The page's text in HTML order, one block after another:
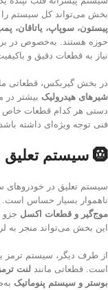
بخش می‌تواند کل سیستم را
پیستون، سوپاپ، یاتاقان،
حوزه هستند. به‌خصوص در
نیاز به قطعات دقیق و
در بخش گیربکس، قطعاتی
شیرهای هیدرولیک بیشتر در
دستی هر کدام قطعات خاص
فنی توجه ویژه‌ای داشته باشد.
🛞 سیستم تعلیق و ترمز
سیستم تعلیق در خودروهای
ناهموار بسیار حساس است.
موج‌گیر و قطعات اکسل جزو
این بخش می‌تواند منجر
از طرف دیگر، سیستم ترمز
است. قطعاتی مانند لنت
بوستر و سیستم پنوماتیک